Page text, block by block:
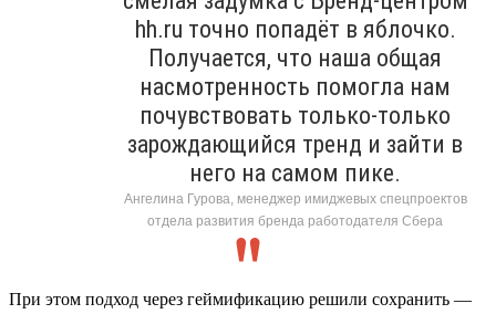
hh.ru точно попадёт в яблочко.
Получается, что наша общая
насмотренность помогла нам
почувствовать только-только
зарождающийся тренд и зайти в
него на самом пике.
Ангелина Гурова, менеджер имиджевых спецпроектов
отдела развития бренда работодателя Сбера
При этом подход через геймификацию решили сохранить —